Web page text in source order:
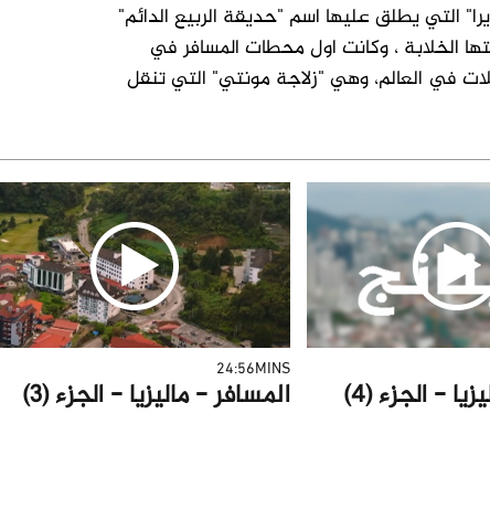
التي يطلق عليها اسم "حديقة الربيع الدائم"
الخلابة ، وكانت اول محطات المسافر في
في العالم، وهي "زلاجة مونتي" التي تنقل
- الجزء (4)
24:56MINS
المسافر - ماليزيا - الجزء (3)